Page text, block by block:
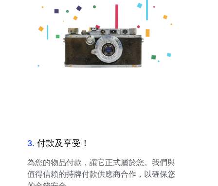
3. 付款及享受！
為您的物品付款，讓它正式屬於您。我們與
值得信賴的持牌付款供應商合作，以確保您